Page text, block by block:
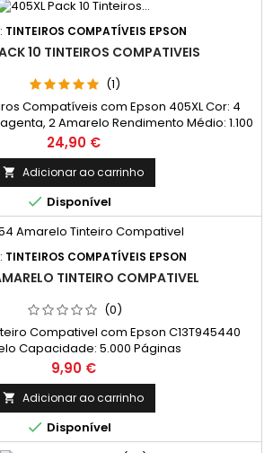
TINTEIROS COMPATÍVEIS EPSON
10 TINTEIROS COMPATIVEIS
(1)
Compatíveis com Epson 405XL Cor: 4
2 Amarelo Rendimento Médio: 1.100
Páginas* / cada cor
Preço
24,90 €
 Adicionar ao carrinho
 Disponível
TINTEIROS COMPATÍVEIS EPSON
TINTEIRO COMPATIVEL
(0)
Compativel com Epson C13T945440
Capacidade: 5.000 Páginas
Preço
9,90 €
 Adicionar ao carrinho
 Disponível